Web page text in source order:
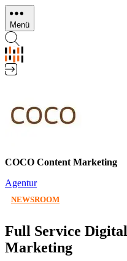
Direkt
zum
Inhalt
Menü
COCO Content Marketing
Agentur
NEWSROOM
Full Service
Marketing